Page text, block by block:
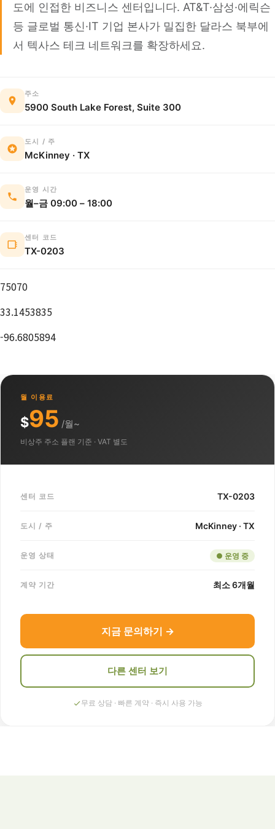
도에 인접한 비즈니스 센터입니다. AT&T·삼성·에릭슨
등 글로벌 통신·IT 기업 본사가 밀집한 달라스 북부에
서 텍사스 테크 네트워크를 확장하세요.
주소
5900 South Lake Forest, Suite 300
도시 / 주
McKinney · TX
운영 시간
월–금 09:00 – 18:00
센터 코드
TX-0203
75070
33.1453835
-96.6805894
월 이용료
$95 /월~
비상주 주소 플랜 기준 · VAT 별도
센터 코드 TX-0203
도시 / 주 McKinney · TX
운영 상태 ● 운영 중
계약 기간 최소 6개월
지금 문의하기 →
다른 센터 보기
무료 상담 · 빠른 계약 · 즉시 사용 가능